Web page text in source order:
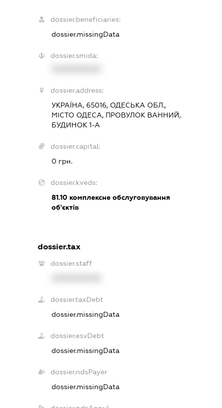
dossier.beneficiaries:
dossier.missingData
dossier.smida:
dossier.address:
УКРАЇНА, 65016, ОДЕСЬКА ОБЛ.,
МІСТО ОДЕСА, ПРОВУЛОК ВАННИЙ,
БУДИНОК 1-А
dossier.capital:
0 грн.
dossier.kveds:
81.10 комплексне обслуговування
об'єктів
dossier.tax
dossier.staff
dossier.taxDebt
dossier.missingData
dossier.esvDebt
dossier.missingData
dossier.ndsPayer
dossier.missingData